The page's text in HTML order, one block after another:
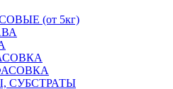
(от 5кг)